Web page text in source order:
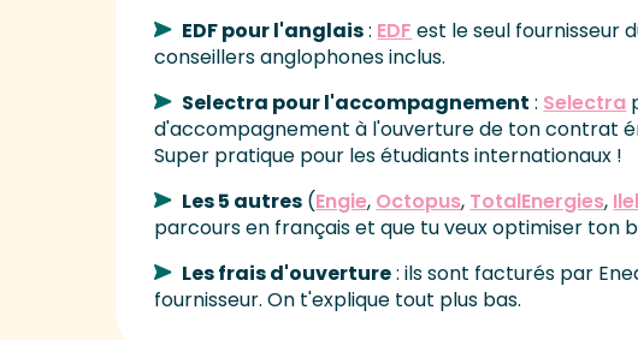
EDF pour l'anglais: EDF est le seul fournisseur
conseillers anglophones inclus.
Selectra pour l'accompagnement : Selectra
d'accompagnement à l'ouverture de ton contrat
Super pratique pour les étudiants internationaux !
Les 5 autres (Engie, Octopus, TotalEnergies,
parcours en français et que tu veux optimiser ton
Les frais d'ouverture: ils sont facturés par
fournisseur. On t'explique tout plus bas.